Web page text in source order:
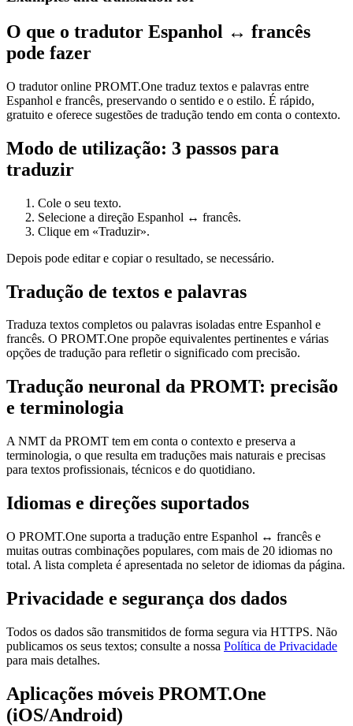
O que o tradutor Espanhol ↔ francês
pode fazer
O tradutor online PROMT.One traduz textos e palavras entre
Espanhol e francês, preservando o sentido e o estilo. É rápido,
gratuito e oferece sugestões de tradução tendo em conta o contexto.
Modo de utilização: 3 passos para
traduzir
Cole o seu texto.
Selecione a direção Espanhol ↔ francês.
Clique em «Traduzir».
Depois pode editar e copiar o resultado, se necessário.
Tradução de textos e palavras
Traduza textos completos ou palavras isoladas entre Espanhol e
francês. O PROMT.One propõe equivalentes pertinentes e várias
opções de tradução para refletir o significado com precisão.
Tradução neuronal da PROMT: precisão
e terminologia
A NMT da PROMT tem em conta o contexto e preserva a
terminologia, o que resulta em traduções mais naturais e precisas
para textos profissionais, técnicos e do quotidiano.
Idiomas e direções suportados
O PROMT.One suporta a tradução entre Espanhol ↔ francês e
muitas outras combinações populares, com mais de 20 idiomas no
total. A lista completa é apresentada no seletor de idiomas da página.
Privacidade e segurança dos dados
Todos os dados são transmitidos de forma segura via HTTPS. Não
publicamos os seus textos; consulte a nossa Política de Privacidade
para mais detalhes.
Aplicações móveis PROMT.One
(iOS/Android)